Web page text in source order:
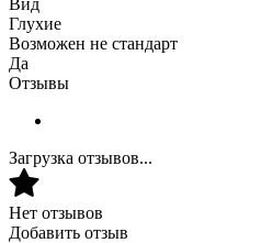
Глухие
Возможен не стандарт
Да
Отзывы
Загрузка отзывов...
Нет отзывов
Добавить отзыв